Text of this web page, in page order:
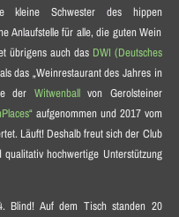
kleine Schwester des hippen
Anlaufstelle für alle, die guten Wein
übrigens auch das DWI (Deutsches
das „Weinrestaurant des Jahres in
der Witwenballvon Gerolsteiner
aufgenommen und 2017 vom
Läuft! Deshalb freut sich der Club
hochwertige Unterstützung
Blind! Auf dem Tisch standen 20